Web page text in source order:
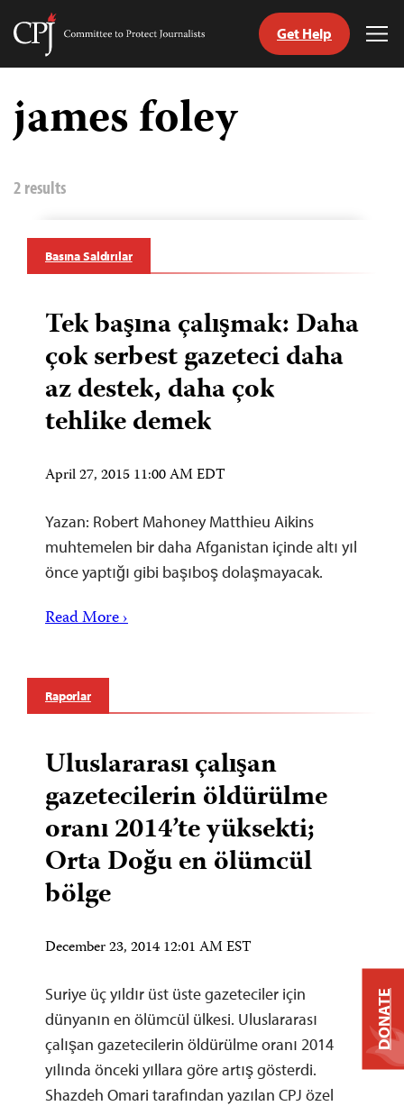
Skip
content
Committee
Journalists
Get Help
james foley
2 results
Basına Saldırılar
Tek başına çalışmak: Daha
çok serbest gazeteci daha
az destek, daha çok
tehlike demek
April 27, 2015 11:00 AM EDT
Yazan: Robert Mahoney Matthieu Aikins
muhtemelen bir daha Afganistan içinde altı yıl
önce yaptığı gibi başıboş dolaşmayacak.
Read More ›
Raporlar
Uluslararası çalışan
gazetecilerin öldürülme
oranı 2014’te yüksekti;
Orta Doğu en ölümcül
bölge
December 23, 2014 12:01 AM EST
Suriye üç yıldır üst üste gazeteciler için
dünyanın en ölümcül ülkesi. Uluslararası
çalışan gazetecilerin öldürülme oranı 2014
yılında önceki yıllara göre artış gösterdi.
Shazdeh Omari tarafından yazılan CPJ özel
DONATE